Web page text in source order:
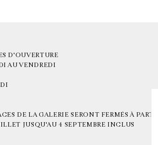
D'OUVERTURE
AU VENDREDI
DE LA GALERIE SERONT FERMÉS À PARTIR
JUSQU'AU 4 SEPTEMBRE INCLUS